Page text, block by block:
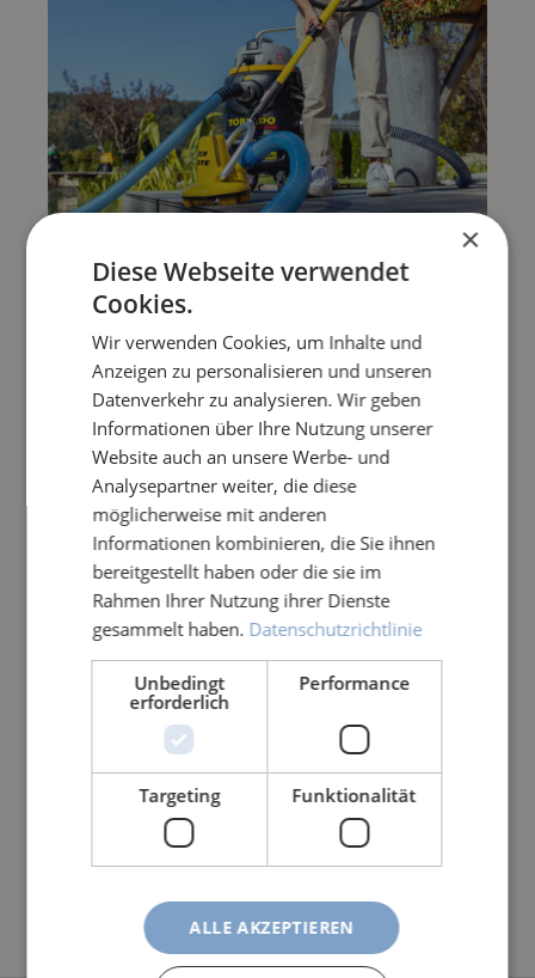
KATALOG-DOWNLOAD-DE
TECHNIK FÜR SAUBERE TEICHE
KATALOG-DOWNLOAD-EN
Technology for clean ponds
×
Diese Webseite verwendet
Cookies.
Wir verwenden Cookies, um Inhalte und
Anzeigen zu personalisieren und unseren
Datenverkehr zu analysieren. Wir geben
Informationen über Ihre Nutzung unserer
Website auch an unsere Werbe- und
Analysepartner weiter, die diese
möglicherweise mit anderen
Informationen kombinieren, die Sie ihnen
bereitgestellt haben oder die sie im
Rahmen Ihrer Nutzung ihrer Dienste
gesammelt haben. Datenschutzrichtlinie
Unbedingt
erforderlich
Performance
Targeting Funktionalität
ALLE AKZEPTIEREN